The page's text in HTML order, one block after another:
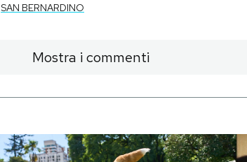
SAN BERNARDINO
Mostra i commenti